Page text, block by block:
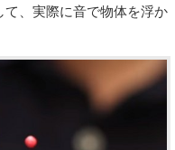
、実際に音で物体を浮か